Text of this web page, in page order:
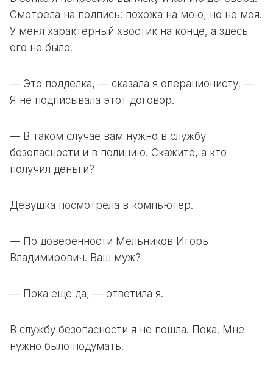
Смотрела на подпись: похожа на мою, но не моя.
У меня характерный хвостик на конце, а здесь
его не было.
— Это подделка, — сказала я операционисту. —
Я не подписывала этот договор.
— В таком случае вам нужно в службу
безопасности и в полицию. Скажите, а кто
получил деньги?
Девушка посмотрела в компьютер.
— По доверенности Мельников Игорь
Владимирович. Ваш муж?
— Пока еще да, — ответила я.
В службу безопасности я не пошла. Пока. Мне
нужно было подумать.